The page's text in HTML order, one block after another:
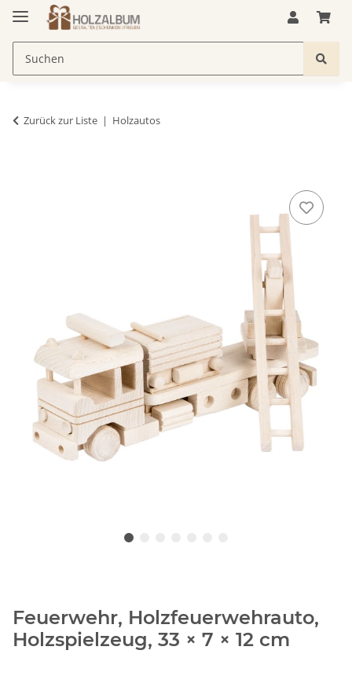
Zurück zur Liste Holzautos
Feuerwehr, Holzfeuerwehrauto,
Holzspielzeug, 33 × 7 × 12 cm